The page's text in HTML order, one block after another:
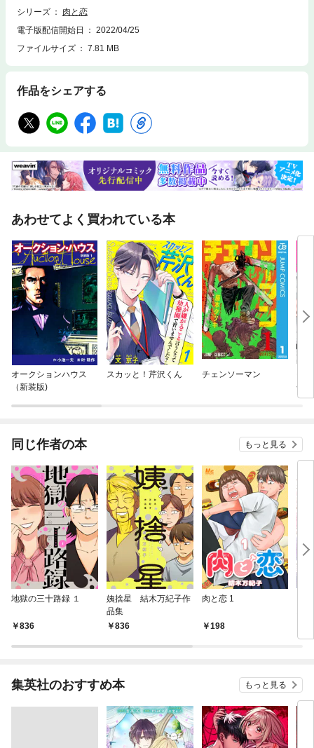
シリーズ
肉と恋
電子版配信開始日
2022/04/25
ファイルサイズ
7.81 MB
作品をシェアする
あわせてよく買われている本
オークションハウス
（新装版)
スカッと！芹沢くん チェンソーマン
セ
せ
族
同じ作者の本 もっと見る
地獄の三十路録 １
836
姨捨星 結木万紀子作
品集
836
肉と恋 1
198
集英社のおすすめ本 もっと見る